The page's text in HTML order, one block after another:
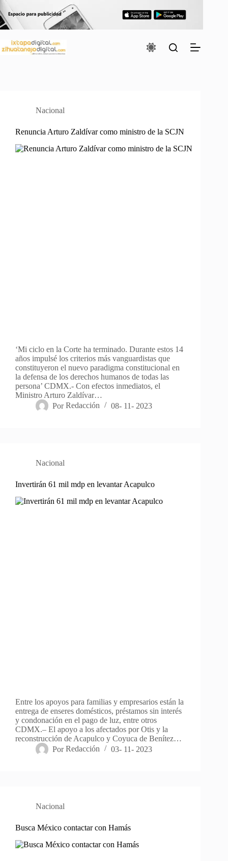
al
contenido
Nacional
Renuncia Arturo Zaldívar como ministro de la SCJN
‘Mi ciclo en la Corte ha terminado. Durante estos 14
años impulsé los criterios más vanguardistas que
constituyeron el nuevo paradigma constitucional en
la defensa de los derechos humanos de todas las
persona’ CDMX.- Con efectos inmediatos, el
Ministro Arturo Zaldívar…
Por Redacción 08- 11- 2023
Nacional
Invertirán 61 mil mdp en levantar Acapulco
Entre los apoyos para familias y empresarios están la
entrega de enseres domésticos, préstamos sin interés
y condonación en el pago de luz, entre otros
CDMX.– El apoyo a los afectados por Otis y la
reconstrucción de Acapulco y Coyuca de Benítez…
Por Redacción 03- 11- 2023
Nacional
Busca México contactar con Hamás